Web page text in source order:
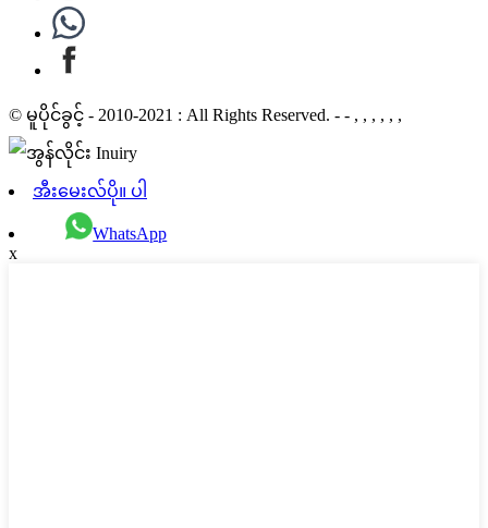
© မူပိုင်ခွင့် - 2010-2021 : All Rights Reserved. - - , , , , , ,
အီးမေးလ်ပို။ ပါ
WhatsApp
x